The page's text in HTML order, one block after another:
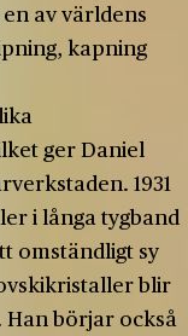
av världens
kapning
ger Daniel
1931
i långa tygband
omständligt sy
blir
Han börjar också